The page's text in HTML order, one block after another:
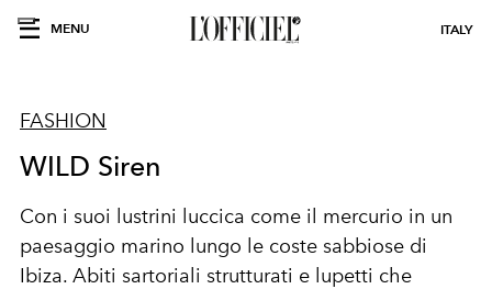
MENU ITALY
FASHION
WILD Siren
Con i suoi lustrini luccica come il mercurio in un
paesaggio marino lungo le coste sabbiose di
Ibiza. Abiti sartoriali strutturati e lupetti che